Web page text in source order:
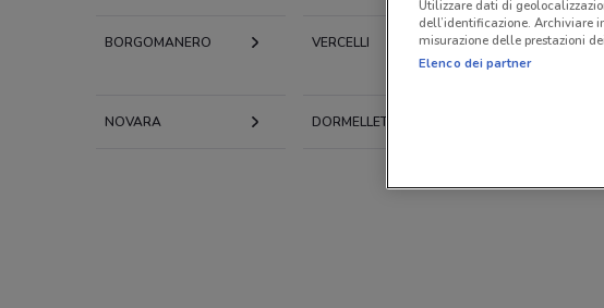
BORGOMANERO VERCELLI
RIVAROLO
CANAVESE
NOVARA DORMELLETTO
Utilizzare dati di
dell’identificazione. Archiviare
misurazione delle prestazioni
Elenco dei partner